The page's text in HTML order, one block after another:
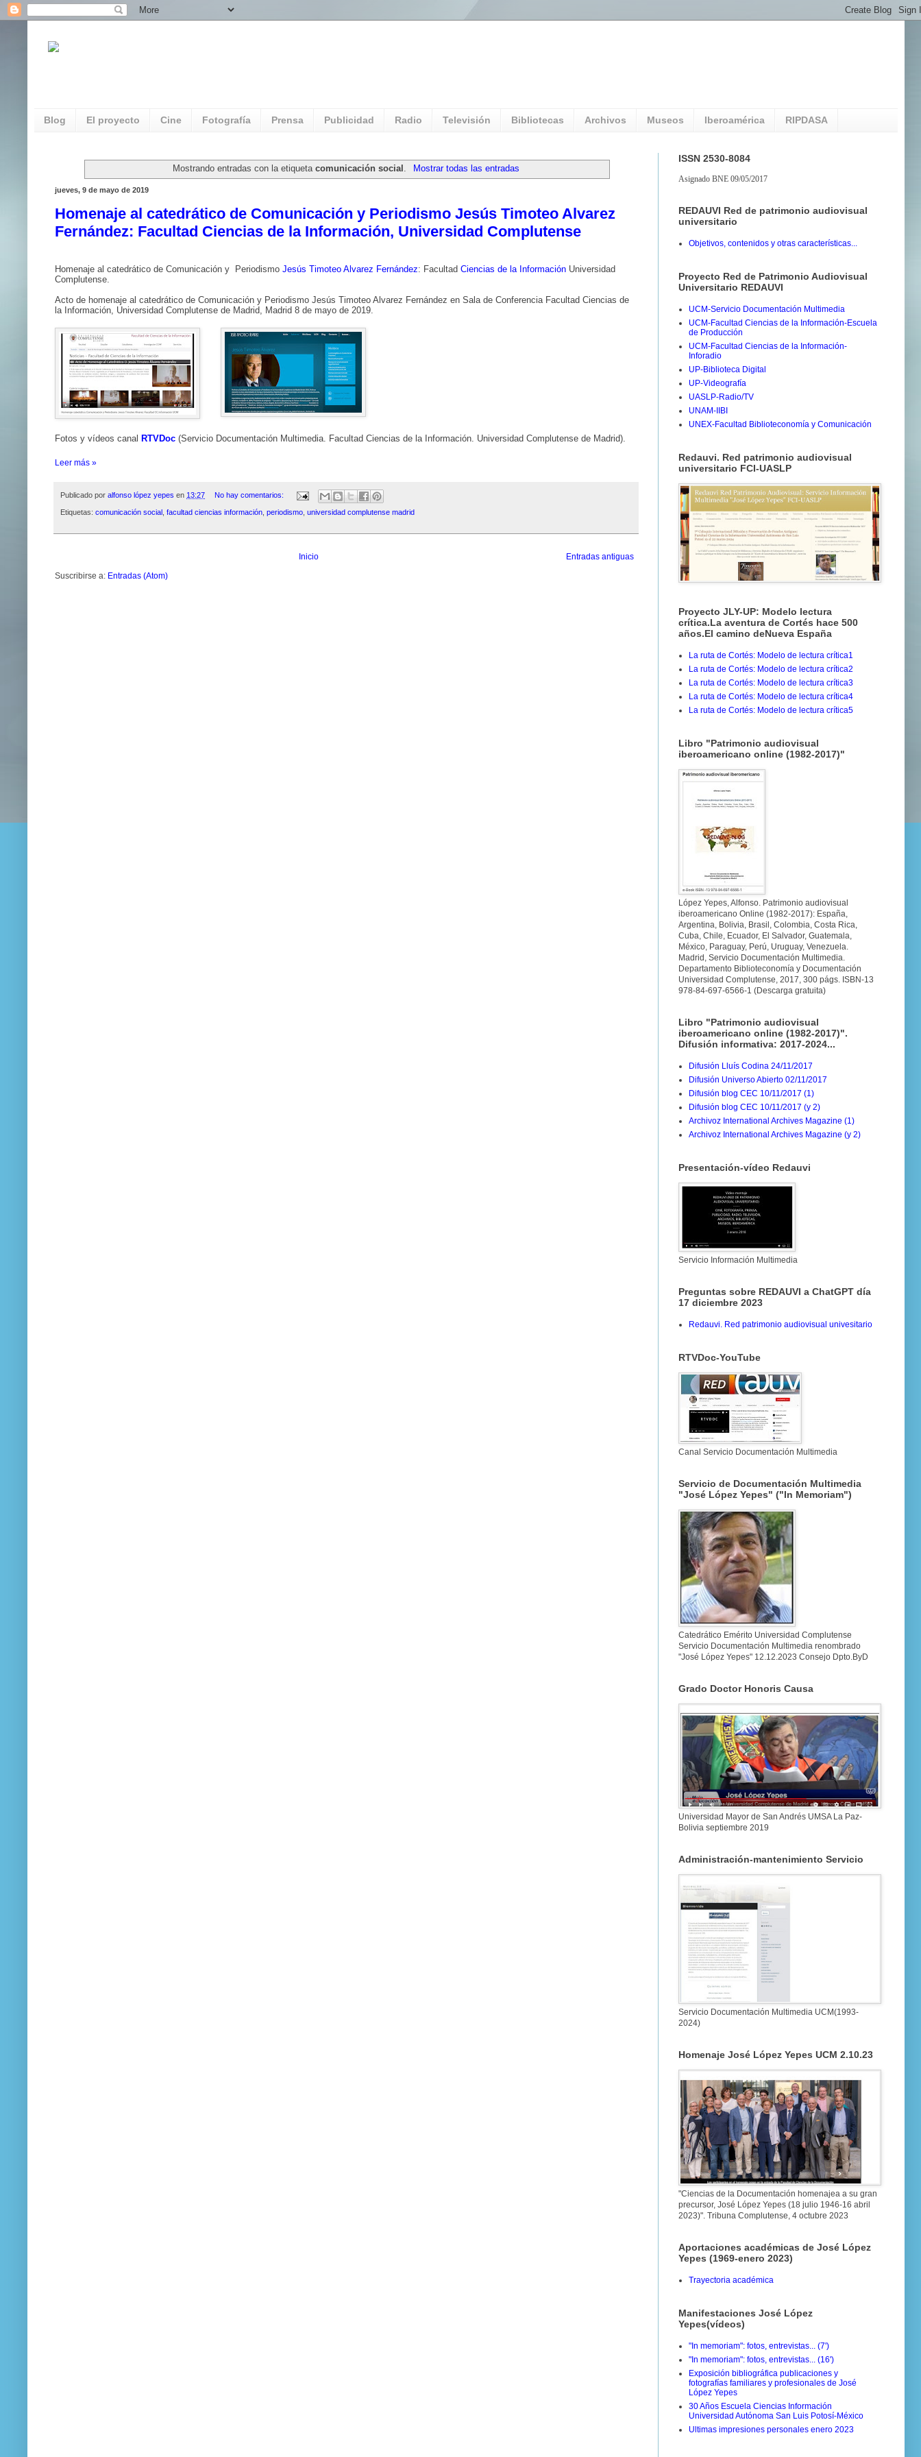
Blog El proyecto Cine Fotografía Prensa Publicidad Radio Televisión Bibliotecas Archivos Museos Iberoamérica RIPDASA
Mostrando entradas con la etiquetacomunicación social Mostrar todas las entradas
jueves, 9 de mayo de 2019
Homenaje al catedrático de Comunicación y Periodismo Jesús Timoteo Alvarez
Fernández: Facultad Ciencias de la Información, Universidad Complutense
Homenaje al catedrático de Comunicación y Periodismo Jesús Timoteo Alvarez Fernández: Facultad Ciencias de la Información Universidad
Complutense.
Acto de homenaje al catedrático de Comunicación y Periodismo Jesús Timoteo Alvarez Fernández en Sala de Conferencia Facultad Ciencias de
la Información, Universidad Complutense de Madrid, Madrid 8 de mayo de 2019.
Fotos y vídeos canal RTVDoc (Servicio Documentación Multimedia. Facultad Ciencias de la Información. Universidad Complutense de Madrid).
Leer más »
Publicado por alfonso lópez yepes en 13:27 No hay comentarios:
Etiquetas: comunicación social facultad ciencias información periodismo universidad complutense madrid
Entradas antiguas
Inicio
Suscribirse a: Entradas (Atom)
ISSN 2530-8084
Asignado BNE 09/05/2017
REDAUVI Red de patrimonio audiovisual
universitario
Objetivos, contenidos y otras características...
Proyecto Red de Patrimonio Audiovisual
Universitario REDAUVI
UCM-Servicio Documentación Multimedia
UCM-Facultad Ciencias de la Información-Escuela
de Producción
UCM-Facultad Ciencias de la Información-
Inforadio
UP-Biblioteca Digital
UP-Videografía
UASLP-Radio/TV
UNAM-IIBI
UNEX-Facultad Biblioteconomía y Comunicación
Redauvi. Red patrimonio audiovisual
universitario FCI-UASLP
Proyecto JLY-UP: Modelo lectura
crítica.La aventura de Cortés hace 500
años.El camino deNueva España
La ruta de Cortés: Modelo de lectura crítica1
La ruta de Cortés: Modelo de lectura crítica2
La ruta de Cortés: Modelo de lectura crítica3
La ruta de Cortés: Modelo de lectura crítica4
La ruta de Cortés: Modelo de lectura crítica5
Libro "Patrimonio audiovisual
iberoamericano online (1982-2017)"
López Yepes, Alfonso. Patrimonio audiovisual
iberoamericano Online (1982-2017): España,
Argentina, Bolivia, Brasil, Colombia, Costa Rica,
Cuba, Chile, Ecuador, El Salvador, Guatemala,
México, Paraguay, Perú, Uruguay, Venezuela.
Madrid, Servicio Documentación Multimedia.
Departamento Biblioteconomía y Documentación
Universidad Complutense, 2017, 300 págs. ISBN-13
978-84-697-6566-1 (Descarga gratuita)
Libro "Patrimonio audiovisual
iberoamericano online (1982-2017)".
Difusión informativa: 2017-2024...
Difusión Lluís Codina 24/11/2017
Difusión Universo Abierto 02/11/2017
Difusión blog CEC 10/11/2017 (1)
Difusión blog CEC 10/11/2017 (y 2)
Archivoz International Archives Magazine (1)
Archivoz International Archives Magazine (y 2)
Presentación-vídeo Redauvi
Servicio Información Multimedia
Preguntas sobre REDAUVI a ChatGPT día
17 diciembre 2023
Redauvi. Red patrimonio audiovisual univesitario
RTVDoc-YouTube
Canal Servicio Documentación Multimedia
Servicio de Documentación Multimedia
"José López Yepes" ("In Memoriam")
Catedrático Emérito Universidad Complutense
Servicio Documentación Multimedia renombrado
"José López Yepes" 12.12.2023 Consejo Dpto.ByD
Grado Doctor Honoris Causa
Universidad Mayor de San Andrés UMSA La Paz-
Bolivia septiembre 2019
Administración-mantenimiento Servicio
Servicio Documentación Multimedia UCM(1993-
2024)
Homenaje José López Yepes UCM 2.10.23
"Ciencias de la Documentación homenajea a su gran
precursor, José López Yepes (18 julio 1946-16 abril
2023)". Tribuna Complutense, 4 octubre 2023
Aportaciones académicas de José López
Yepes (1969-enero 2023)
Trayectoria académica
Manifestaciones José López
Yepes(vídeos)
"In memoriam": fotos, entrevistas... (7')
"In memoriam": fotos, entrevistas... (16')
Exposición bibliográfica publicaciones y
fotografías familiares y profesionales de José
López Yepes
30 Años Escuela Ciencias Información
Universidad Autónoma San Luis Potosí-México
Ultimas impresiones personales enero 2023